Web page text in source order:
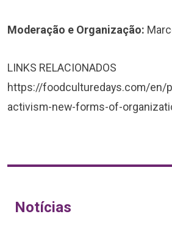
Moderação e Organização:
LINKS RELACIONADOS
https://foodculturedays.com/en/
activism-new-forms-of-
Notícias